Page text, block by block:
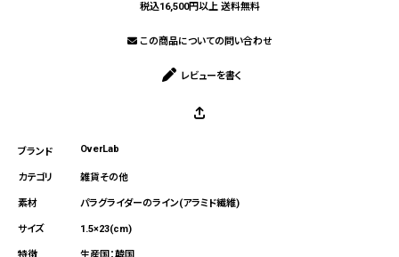
税込16,500円以上 送料無料
この商品についての問い合わせ
レビューを書く
OverLab
雑貨その他
パラグライダーのライン(アラミド繊維)
1.5×23(cm)